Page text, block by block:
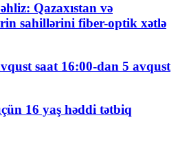
Qazaxıstan və
sahillərini fiber-optik xətlə
saat 16:00-dan 5 avqust
16 yaş həddi tətbiq